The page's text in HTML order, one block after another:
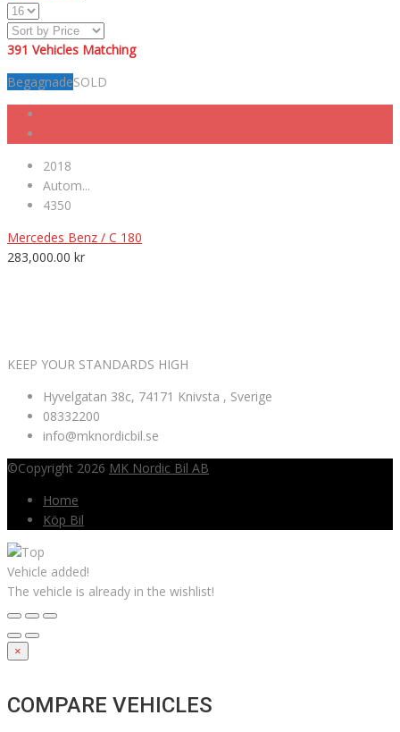
391 Vehicles Matching
BegagnadeSOLD
2018
Autom...
4350
Mercedes Benz / C 180
283,000.00 kr
KEEP YOUR STANDARDS HIGH
Hyvelgatan 38c, 74171 Knivsta , Sverige
08332200
info@mknordicbil.se
©Copyright 2026 MK Nordic Bil AB
Home
Köp Bil
Vehicle added!
The vehicle is already in the wishlist!
×
COMPARE VEHICLES